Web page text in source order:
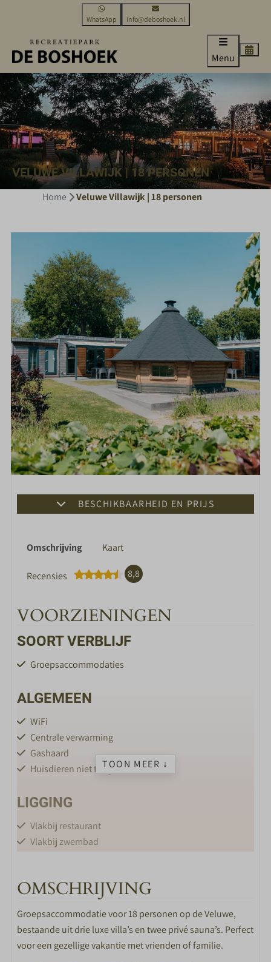
WhatsApp info@deboshoek.nl
Menu
VELUWE VILLAWIJK | 18 PERSONEN
Home Veluwe Villawijk | 18 personen
BESCHIKBAARHEID EN PRIJS
Omschrijving Kaart
Recensies 8,8
VOORZIENINGEN
SOORT VERBLIJF
Groepsaccommodaties
ALGEMEEN
WiFi
Centrale verwarming
Gashaard
Huisdieren niet toegestaan
LIGGING
Vlakbij restaurant
Vlakbij zwembad
Privé sauna
KEUKEN
TOON MEER ↓
OMSCHRIJVING
Groepsaccommodatie voor 18 personen op de Veluwe,
bestaande uit drie luxe villa’s en twee privé sauna’s. Perfect
voor een gezellige vakantie met vrienden of familie.